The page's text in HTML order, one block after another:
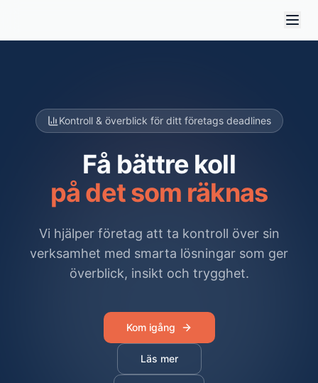
Kontroll & överblick för ditt företags deadlines
Få bättre koll
på det som räknas
Vi hjälper företag att ta kontroll över sin
verksamhet med smarta lösningar som ger
överblick, insikt och trygghet.
Kom igång
Läs mer